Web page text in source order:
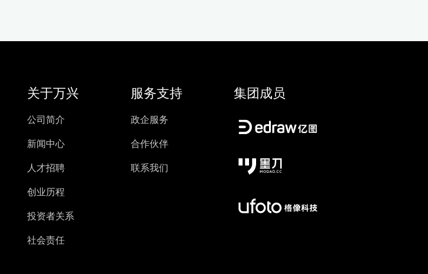
关于万兴
公司简介
新闻中心
人才招聘
创业历程
投资者关系
社会责任
服务支持
政企服务
合作伙伴
联系我们
集团成员